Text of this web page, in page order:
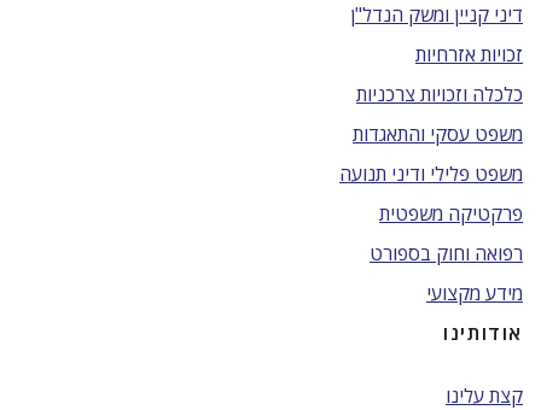
דיני קניין ומשק הנדל"ן
זכויות אזרחיות
כלכלה וזכויות צרכניות
משפט עסקי והתאגדות
משפט פלילי ודיני תנועה
פרקטיקה משפטית
רפואה וחוק בספורט
מידע מקצועי
אודותינו
קצת עלינו